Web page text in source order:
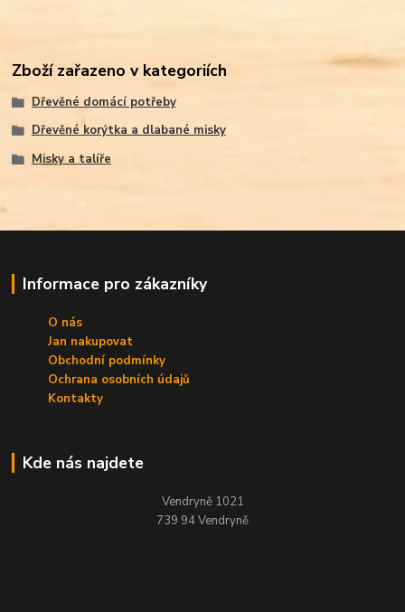
Zboží zařazeno v kategoriích
Dřevěné domácí potřeby
Dřevěné korýtka a dlabané misky
Misky a talíře
Informace pro zákazníky
O nás
Jan nakupovat
Obchodní podmínky
Ochrana osobních údajů
Kontakty
Kde nás najdete
Vendryně 1021
739 94 Vendryně